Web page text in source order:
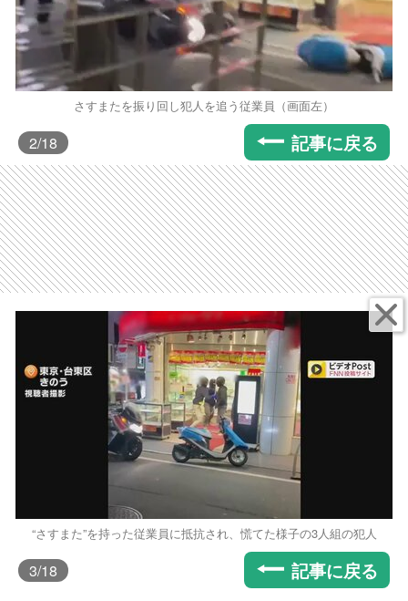
さすまたを振り回し犯人を追う従業員（画面左）
2/18 記事に戻る
“さすまた”を持った従業員に抵抗され、慌てた様子の3人組の犯人
3/18 記事に戻る